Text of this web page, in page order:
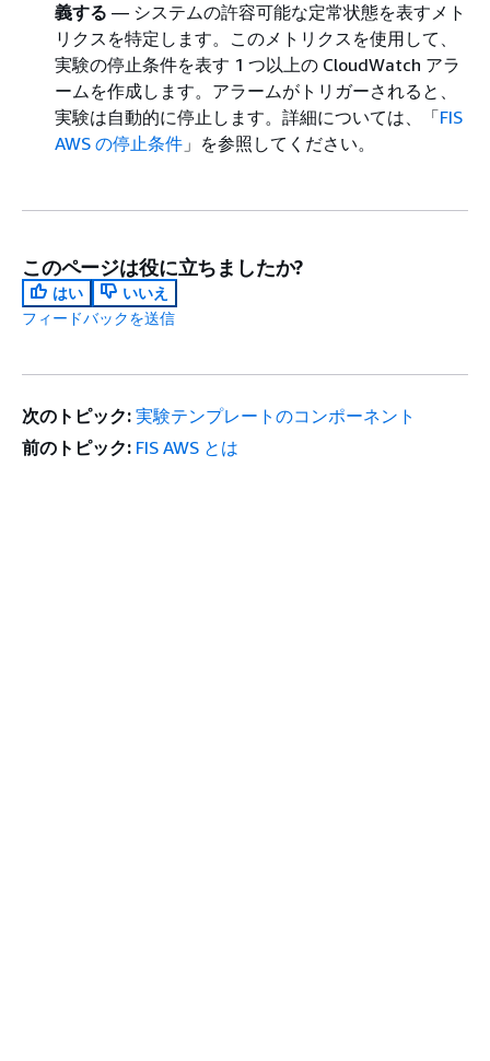
義する — システムの許容可能な定常状態を表すメト
リクスを特定します。このメトリクスを使用して、
実験の停止条件を表す 1 つ以上の CloudWatch アラ
ームを作成します。アラームがトリガーされると、
実験は自動的に停止します。詳細については、「FIS
AWS の停止条件 」を参照してください。
このページは役に立ちましたか?
はい
いいえ
フィードバックを送信
次のトピック: 実験テンプレートのコンポーネント
前のトピック: FIS AWS とは